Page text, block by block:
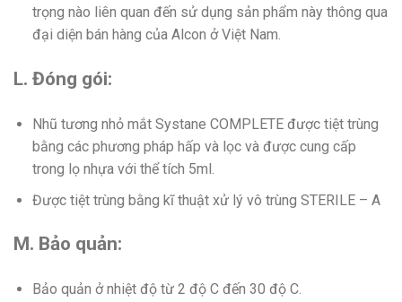
trọng nào liên quan đến sử dụng sản phẩm này thông qua
đại diện bán hàng của Alcon ở Việt Nam.
L. Đóng gói:
Nhũ tương nhỏ mắt Systane COMPLETE được tiệt trùng
bằng các phương pháp hấp và lọc và được cung cấp
trong lọ nhựa với thể tích 5ml.
Được tiệt trùng bằng kĩ thuật xử lý vô trùng STERILE – A
M. Bảo quản:
Bảo quản ở nhiệt độ từ 2 độ C đến 30 độ C.